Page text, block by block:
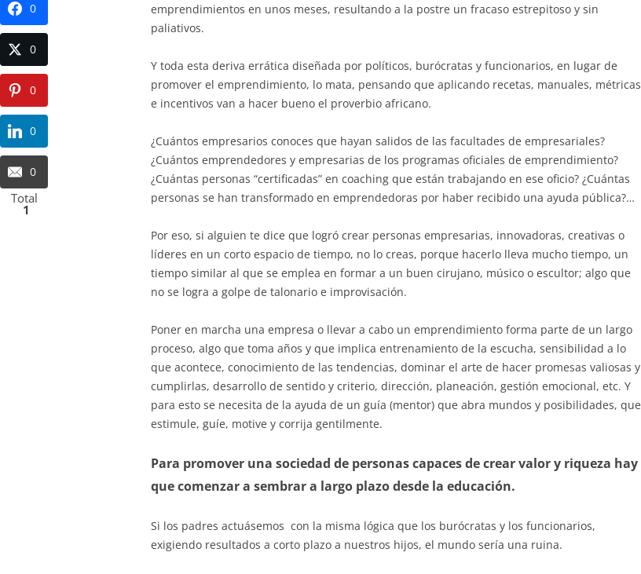
emprendimientos en unos meses, resultando a la postre un fracaso estrepitoso y sin
paliativos.
Y toda esta deriva errática diseñada por políticos, burócratas y funcionarios, en lugar de
promover el emprendimiento, lo mata, pensando que aplicando recetas, manuales, métricas
e incentivos van a hacer bueno el proverbio africano.
¿Cuántos empresarios conoces que hayan salidos de las facultades de empresariales?
¿Cuántos emprendedores y empresarias de los programas oficiales de emprendimiento?
¿Cuántas personas “certificadas” en coaching que están trabajando en ese oficio? ¿Cuántas
personas se han transformado en emprendedoras por haber recibido una ayuda pública?…
Por eso, si alguien te dice que logró crear personas empresarias, innovadoras, creativas o
líderes en un corto espacio de tiempo, no lo creas, porque hacerlo lleva mucho tiempo, un
tiempo similar al que se emplea en formar a un buen cirujano, músico o escultor; algo que
no se logra a golpe de talonario e improvisación.
Poner en marcha una empresa o llevar a cabo un emprendimiento forma parte de un largo
proceso, algo que toma años y que implica entrenamiento de la escucha, sensibilidad a lo
que acontece, conocimiento de las tendencias, dominar el arte de hacer promesas valiosas y
cumplirlas, desarrollo de sentido y criterio, dirección, planeación, gestión emocional, etc. Y
para esto se necesita de la ayuda de un guía (mentor) que abra mundos y posibilidades, que
estimule, guíe, motive y corrija gentilmente.
Para promover una sociedad de personas capaces de crear valor y riqueza hay
que comenzar a sembrar a largo plazo desde la educación.
Si los padres actuásemos con la misma lógica que los burócratas y los funcionarios,
exigiendo resultados a corto plazo a nuestros hijos, el mundo sería una ruina.
0
0
0
0
0
Total
1